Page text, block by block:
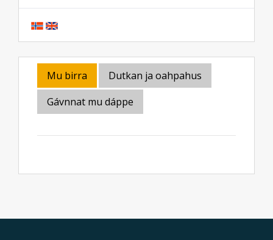
Mu birra
Dutkan ja oahpahus
Gávnnat mu dáppe